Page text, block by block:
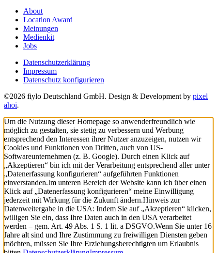
About
Location Award
Meinungen
Medienkit
Jobs
Datenschutzerklärung
Impressum
Datenschutz konfigurieren
©2026 fiylo Deutschland GmbH. Design & Development by pixel
ahoi.
Um die Nutzung dieser Homepage so anwenderfreundlich wie
möglich zu gestalten, sie stetig zu verbessern und Werbung
entsprechend den Interessen ihrer Nutzer anzuzeigen, nutzen wir
Cookies und Funktionen von Dritten, auch von US-
Softwareunternehmen (z. B. Google). Durch einen Klick auf
„Akzeptieren“ bin ich mit der Verarbeitung entsprechend aller unter
„Datenerfassung konfigurieren“ aufgeführten Funktionen
einverstanden.Im unteren Bereich der Website kann ich über einen
Klick auf „Datenerfassung konfigurieren“ meine Einwilligung
jederzeit mit Wirkung für die Zukunft ändern.Hinweis zur
Datenweitergabe in die USA: Indem Sie auf „Akzeptieren“ klicken,
willigen Sie ein, dass Ihre Daten auch in den USA verarbeitet
werden – gem. Art. 49 Abs. 1 S. 1 lit. a DSGVO.Wenn Sie unter 16
Jahre alt sind und Ihre Zustimmung zu freiwilligen Diensten geben
möchten, müssen Sie Ihre Erziehungsberechtigten um Erlaubnis